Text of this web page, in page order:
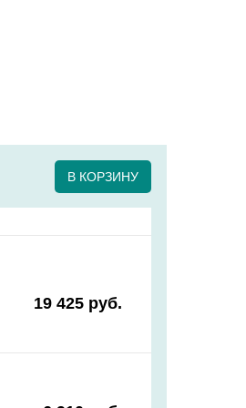
В КОРЗИНУ
19 425 руб.